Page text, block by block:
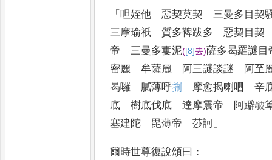
「呾姪他 惡契莫契 三曼多目契
三摩瑜祇 質多鞞跋多 惡契目契
帝 三曼多寠泥([8]去)薩多曷羅謎
密麗 牟薩麗 阿三謎談謎 阿
曷囉 膩薄呼𢮓
摩愈揭喇呬 辛
底 樹底伐底 達摩震帝 阿 躃㿲
塞建陀 毘薄帝 莎訶 」
爾時世尊復說頌曰 ：